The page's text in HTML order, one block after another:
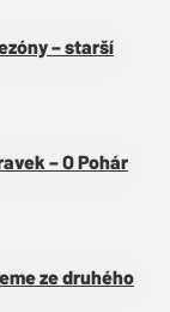
– starší
– O Pohár
ze druhého